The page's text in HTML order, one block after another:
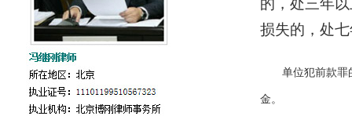
的，处三年
损失的，处
单位犯前款罪
金。